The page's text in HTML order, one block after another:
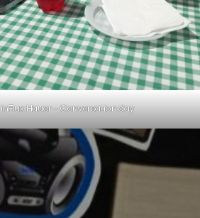
inFlux Hauer – Conversation day